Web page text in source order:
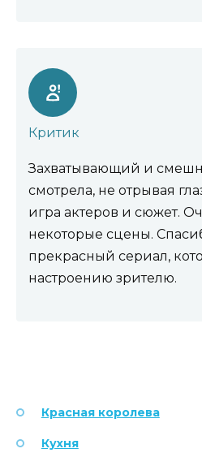
Критик
Захватывающий и
смотрела, не отрывая
игра актеров и сюжет.
некоторые сцены.
прекрасный сериал,
настроению зрителю.
Красная королева
Кухня